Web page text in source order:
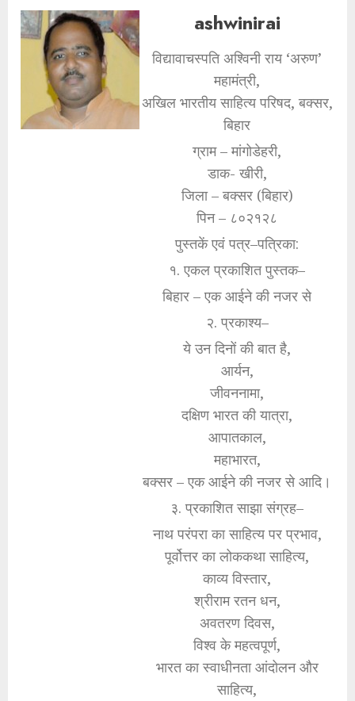
ashwinirai
विद्यावाचस्पति अश्विनी राय ‘अरुण’
महामंत्री,
अखिल भारतीय साहित्य परिषद, बक्सर,
बिहार
ग्राम – मांगोडेहरी,
डाक- खीरी,
जिला – बक्सर (बिहार)
पिन – ८०२१२८
पुस्तकें एवं पत्र–पत्रिका:
१. एकल प्रकाशित पुस्तक–
बिहार – एक आईने की नजर से
२. प्रकाश्य–
ये उन दिनों की बात है,
आर्यन,
जीवननामा,
दक्षिण भारत की यात्रा,
आपातकाल,
महाभारत,
बक्सर – एक आईने की नजर से आदि।
३. प्रकाशित साझा संग्रह–
नाथ परंपरा का साहित्य पर प्रभाव,
पूर्वोत्तर का लोककथा साहित्य,
काव्य विस्तार,
श्रीराम रतन धन,
अवतरण दिवस,
विश्व के महत्वपूर्ण,
भारत का स्वाधीनता आंदोलन और
साहित्य,